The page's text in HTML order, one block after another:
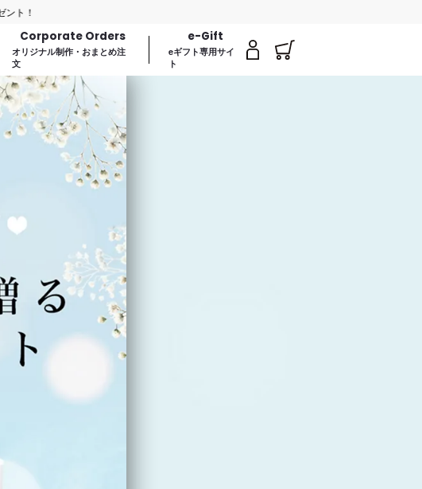
Corporate Orders
オリジナル制作・おまとめ注
文
e-Gift
eギフト専用サイ
ト